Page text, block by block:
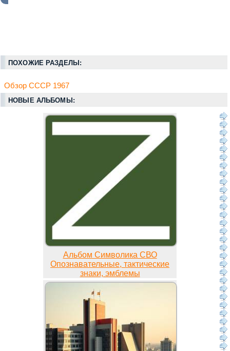
ПОХОЖИЕ РАЗДЕЛЫ:
Обзор СССР 1967
НОВЫЕ АЛЬБОМЫ:
Альбом Символика СВО
Опознавательные, тактические
знаки, эмблемы